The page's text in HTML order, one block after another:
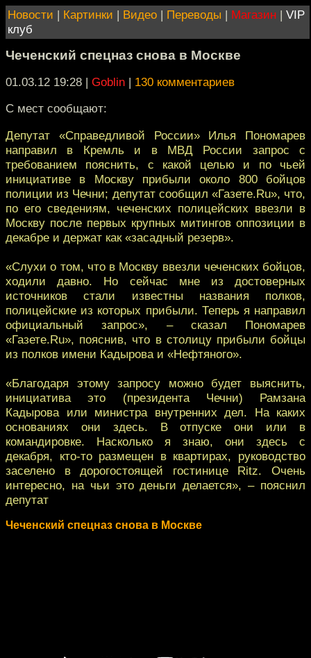
Новости | Картинки | Видео | Переводы | Магазин | VIP
клуб
Чеченский спецназ снова в Москве
01.03.12 19:28 | Goblin | 130 комментариев
С мест сообщают:
Депутат «Справедливой России» Илья Пономарев
направил в Кремль и в МВД России запрос с
требованием пояснить, с какой целью и по чьей
инициативе в Москву прибыли около 800 бойцов
полиции из Чечни; депутат сообщил «Газете.Ru», что,
по его сведениям, чеченских полицейских ввезли в
Москву после первых крупных митингов оппозиции в
декабре и держат как «засадный резерв».
«Слухи о том, что в Москву ввезли чеченских бойцов,
ходили давно. Но сейчас мне из достоверных
источников стали известны названия полков,
полицейские из которых прибыли. Теперь я направил
официальный запрос», – сказал Пономарев
«Газете.Ru», пояснив, что в столицу прибыли бойцы
из полков имени Кадырова и «Нефтяного».
«Благодаря этому запросу можно будет выяснить,
инициатива это (президента Чечни) Рамзана
Кадырова или министра внутренних дел. На каких
основаниях они здесь. В отпуске они или в
командировке. Насколько я знаю, они здесь с
декабря, кто-то размещен в квартирах, руководство
заселено в дорогостоящей гостинице Ritz. Очень
интересно, на чьи это деньги делается», – пояснил
депутат
Чеченский спецназ снова в Москве